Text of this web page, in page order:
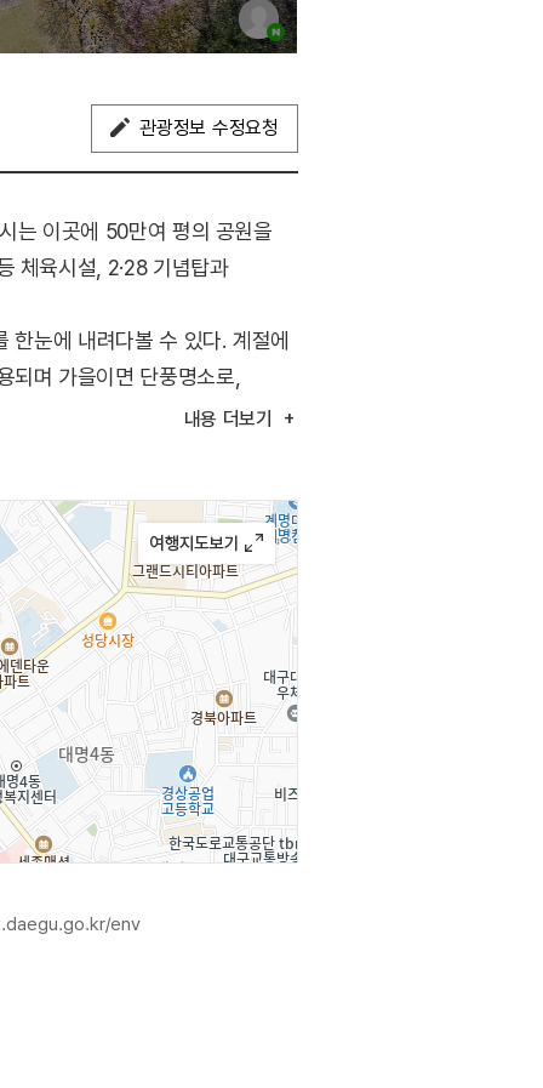
관광정보 수정요청
는 이곳에 50만여 평의 공원을
체육시설, 2·28 기념탑과
눈에 내려다볼 수 있다. 계절에
되며 가을이면 단풍명소로,
에 지하철 2호선 두류역이
내용 더보기
env